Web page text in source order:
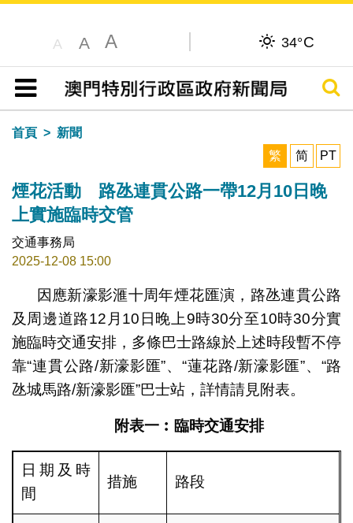
A A A 34°C
目錄
搜尋
首頁
新聞
繁
简 PT
煙花活動 路氹連貫公路一帶12月10日晚
上實施臨時交管
交通事務局
2025-12-08 15:00
因應新濠影滙十周年煙花匯演，路氹連貫公路
及周邊道路12月10日晚上9時30分至10時30分實
施臨時交通安排，多條巴士路線於上述時段暫不停
靠“連貫公路/新濠影匯”、“蓮花路/新濠影匯”、“路
氹城馬路/新濠影匯”巴士站，詳情請見附表。
附表一︰臨時交通安排
日期及時
間
措施 路段